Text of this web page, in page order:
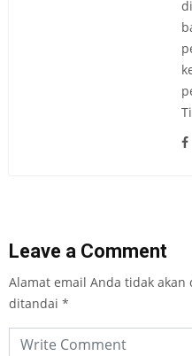
Leave a Comment
Alamat email Anda tidak akan
ditandai *